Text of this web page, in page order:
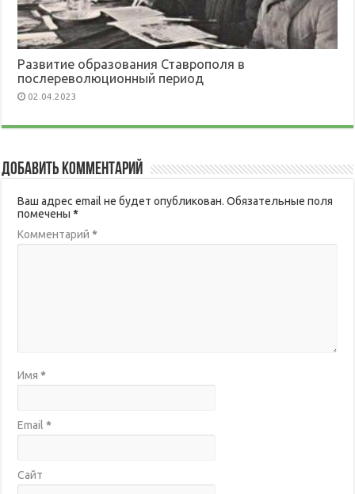
Развитие образования Ставрополя в
послереволюционный период
02.04.2023
Добавить комментарий
Ваш адрес email не будет опубликован. Обязательные поля
помечены*
Комментарий*
Имя*
Email*
Сайт